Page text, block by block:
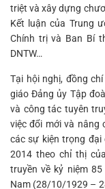
triệt và xây dựng
Kết luận của Trung
Chính trị và Ban Bí
DNTW…
Tại hội nghị, đồng
giáo Đảng ủy Tập
và công tác tuyên
việc đổi mới và nâng
các sự kiện trọng
2014 theo chỉ thị
truyền về kỷ niệm
Nam (28/10/1929 –